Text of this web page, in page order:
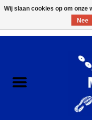
ACCESSOIRES/HARDWARE
Wij slaan cookies op om onze
Nee